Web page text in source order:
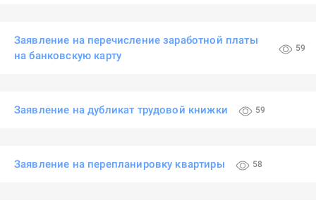
Заявление на перечисление заработной платы
на банковскую карту
59
Заявление на дубликат трудовой книжки 59
Заявление на перепланировку квартиры 58